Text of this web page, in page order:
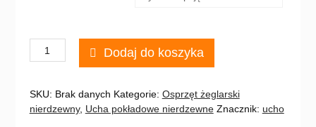
ilość
PRZELOTKA
A2
Dodaj do koszyka
SKU: Brak danych Kategorie: Osprzęt żeglarski
nierdzewny, Ucha pokładowe nierdzewne Znacznik: ucho